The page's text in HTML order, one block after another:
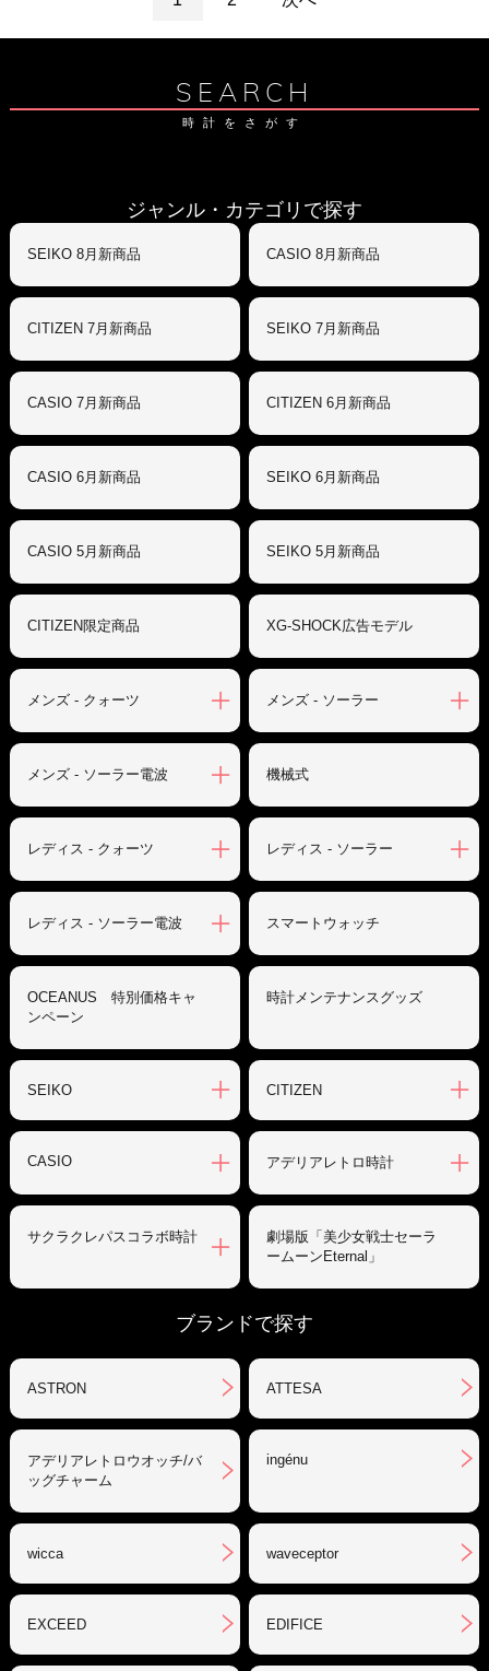
SEARCH
時計をさがす
ジャンル・カテゴリで探す
SEIKO 8月新商品 CASIO 8月新商品
CITIZEN 7月新商品 SEIKO 7月新商品
CASIO 7月新商品 CITIZEN 6月新商品
CASIO 6月新商品 SEIKO 6月新商品
CASIO 5月新商品 SEIKO 5月新商品
CITIZEN限定商品 XG-SHOCK広告モデル
メンズ - クォーツ メンズ - ソーラー
メンズ - ソーラー電波 機械式
レディス - クォーツ レディス - ソーラー
レディス - ソーラー電波 スマートウォッチ
OCEANUS 特別価格キャ
ンペーン
時計メンテナンスグッズ
SEIKO CITIZEN
CASIO アデリアレトロ時計
サクラクレパスコラボ時計
劇場版「美少女戦士セーラ
ームーンEternal」
ブランドで探す
ASTRON ATTESA
アデリアレトロウオッチ/バ
ッグチャーム
ingénu
wicca waveceptor
EXCEED EDIFICE